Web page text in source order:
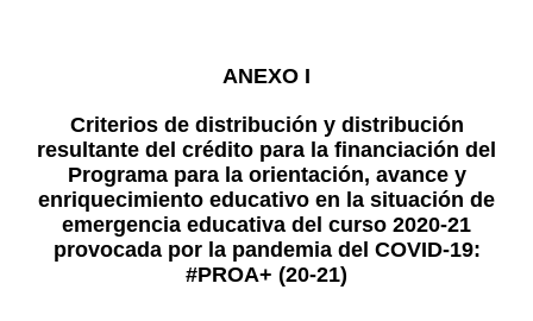
ANEXO I
Criterios de distribución y distribución
resultante del crédito para la financiación del
Programa para la orientación, avance y
enriquecimiento educativo en la situación de
emergencia educativa del curso 2020-21
provocada por la pandemia del COVID-19:
#PROA+ (20-21)